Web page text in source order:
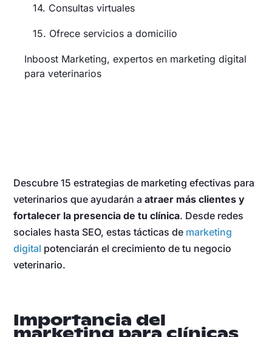
14. Consultas virtuales
15. Ofrece servicios a domicilio
Inboost Marketing, expertos en marketing digital
para veterinarios
Descubre 15 estrategias de marketing efectivas para
veterinarios que ayudarán aatraer más clientes y
fortalecer la presencia de tu clínica. Desde redes
sociales hasta SEO, estas tácticas de marketing
digital potenciarán el crecimiento de tu negocio
veterinario.
Importancia del
marketing para clínicas